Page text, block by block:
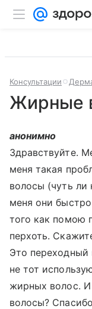
Консультации
Жирные
анонимно
Здравствуйте.
меня такая
волосы (чуть ли
меня они
того как помою
перхоть.
Это переходный
не тот
жирных волос.
волосы?